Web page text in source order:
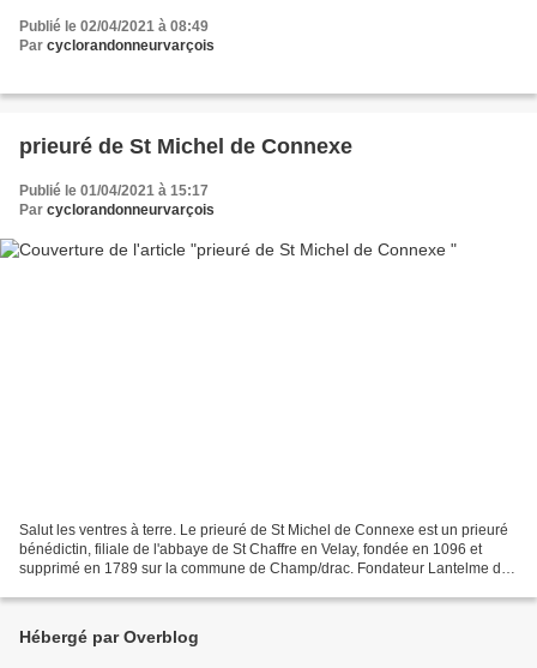
Publié le 02/04/2021 à 08:49
Par cyclorandonneurvarçois
prieuré de St Michel de Connexe
Publié le 01/04/2021 à 15:17
Par cyclorandonneurvarçois
Salut les ventres à terre. Le prieuré de St Michel de Connexe est un prieuré
bénédictin, filiale de l'abbaye de St Chaffre en Velay, fondée en 1096 et
supprimé en 1789 sur la commune de Champ/drac. Fondateur Lantelme de
Hébergé par Overblog